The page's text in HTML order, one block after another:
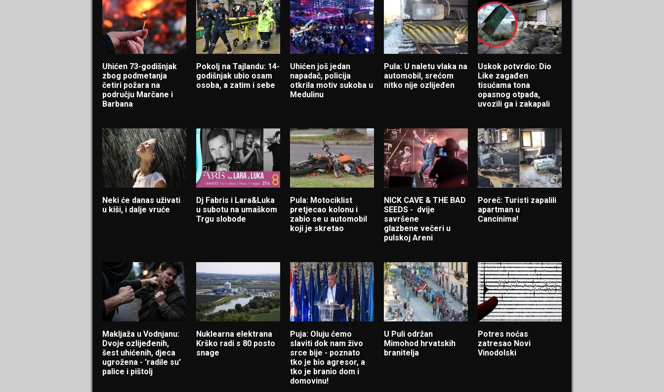
Uhićen 73-godišnjak
zbog podmetanja
četiri požara na
području Marčane i
Barbana
Pokolj na Tajlandu: 14-
godišnjak ubio osam
osoba, a zatim i sebe
Uhićen još jedan
napadač, policija
otkrila motiv sukoba u
Medulinu
Pula: U naletu vlaka na
automobil, srećom
nitko nije ozlijeđen
Uskok potvrdio: Dio
Like zagađen
tisućama tona
opasnog otpada,
uvozili ga i zakapali
Neki će danas uživati
u kiši, i dalje vruće
Dj Fabris i Lara&Luka
u subotu na umaškom
Trgu slobode
Pula: Motociklist
pretjecao kolonu i
zabio se u automobil
koji je skretao
NICK CAVE & THE BAD
SEEDS - dvije
savršene
glazbene večeri u
pulskoj Areni
Poreč: Turisti zapalili
apartman u
Cancinima!
Makljaža u Vodnjanu:
Dvoje ozlijeđenih,
šest uhićenih, djeca
ugrožena - 'radile su'
palice i pištolj
Nuklearna elektrana
Krško radi s 80 posto
snage
Puja: Oluju ćemo
slaviti dok nam živo
srce bije - poznato
tko je bio agresor, a
tko je branio dom i
domovinu!
U Puli održan
Mimohod hrvatskih
branitelja
Potres noćas
zatresao Novi
Vinodolski